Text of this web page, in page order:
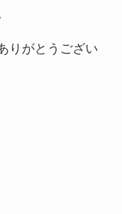
りがとうござい